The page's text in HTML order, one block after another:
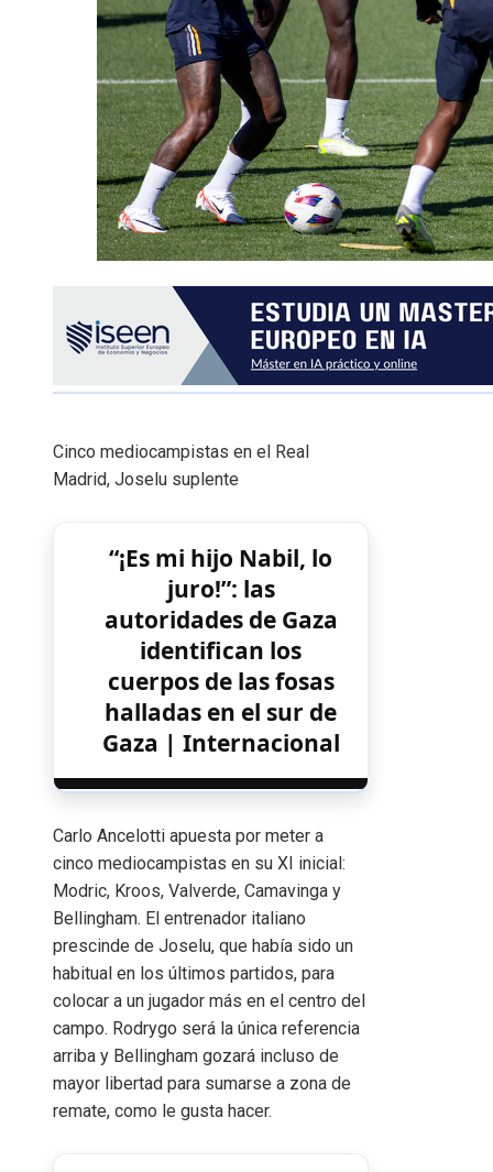
Cinco mediocampistas en el Real
Madrid, Joselu suplente
“¡Es mi hijo Nabil, lo
juro!”: las
autoridades de Gaza
identifican los
cuerpos de las fosas
halladas en el sur de
Gaza | Internacional
Carlo Ancelotti apuesta por meter a
cinco mediocampistas en su XI inicial:
Modric, Kroos, Valverde, Camavinga y
Bellingham. El entrenador italiano
prescinde de Joselu, que había sido un
habitual en los últimos partidos, para
colocar a un jugador más en el centro del
campo. Rodrygo será la única referencia
arriba y Bellingham gozará incluso de
mayor libertad para sumarse a zona de
remate, como le gusta hacer.